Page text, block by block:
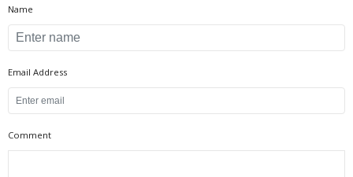
Name
Email Address
Comment